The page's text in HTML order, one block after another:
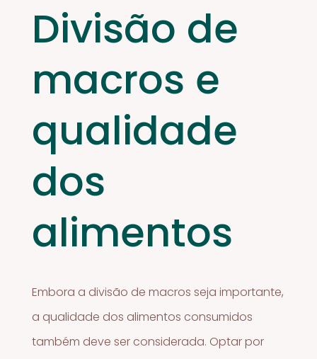
Divisão de
macros e
qualidade
dos
alimentos
Embora a divisão de macros seja importante,
a qualidade dos alimentos consumidos
também deve ser considerada. Optar por